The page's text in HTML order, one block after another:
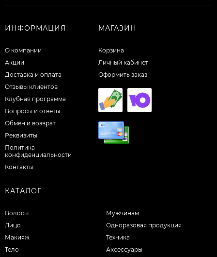
ИНФОРМАЦИЯ
О компании
Акции
Доставка и оплата
Отзывы клиентов
Клубная программа
Вопросы и ответы
Обмен и возврат
Реквизиты
Политика
конфиденциальности
Контакты
МАГАЗИН
Корзина
Личный кабинет
Оформить заказ
КАТАЛОГ
Волосы
Лицо
Макияж
Тело
Мужчинам
Одноразовая продукция
Техника
Аксессуары